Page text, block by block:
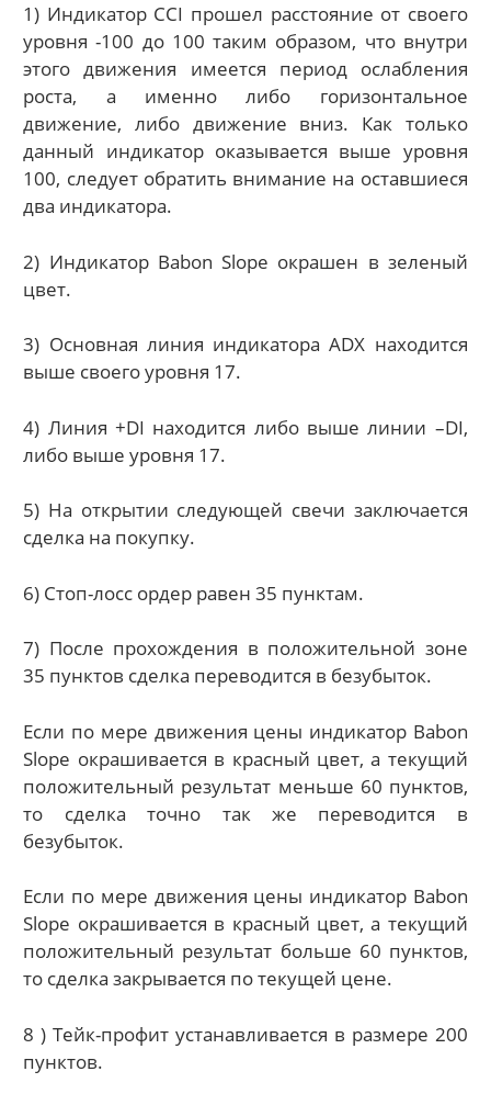
1) Индикатор CCI прошел расстояние от своего
уровня -100 до 100 таким образом, что внутри
этого движения имеется период ослабления
роста, а именно либо горизонтальное
движение, либо движение вниз. Как только
данный индикатор оказывается выше уровня
100, следует обратить внимание на оставшиеся
два индикатора.
2) Индикатор Babon Slope окрашен в зеленый
цвет.
3) Основная линия индикатора ADX находится
выше своего уровня 17.
4) Линия +DI находится либо выше линии –DI,
либо выше уровня 17.
5) На открытии следующей свечи заключается
сделка на покупку.
6) Стоп-лосс ордер равен 35 пунктам.
7) После прохождения в положительной зоне
35 пунктов сделка переводится в безубыток.
Если по мере движения цены индикатор Babon
Slope окрашивается в красный цвет, а текущий
положительный результат меньше 60 пунктов,
то сделка точно так же переводится в
безубыток.
Если по мере движения цены индикатор Babon
Slope окрашивается в красный цвет, а текущий
положительный результат больше 60 пунктов,
то сделка закрывается по текущей цене.
8 ) Тейк-профит устанавливается в размере 200
пунктов.